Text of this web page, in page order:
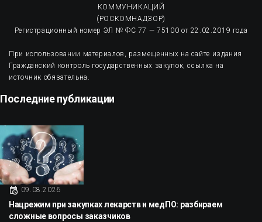
КОММУНИКАЦИЙ
(РОСКОМНАДЗОР)
Регистрационный номер ЭЛ № ФС 77 — 75100 от 22.02.2019 года
При использовании материалов, размещенных на сайте издания
Гражданский контроль государственных закупок, ссылка на
источник обязательна.
Последние публикации
09.08.2026
Нацрежим при закупках лекарств и медПО: разбираем
сложные вопросы заказчиков